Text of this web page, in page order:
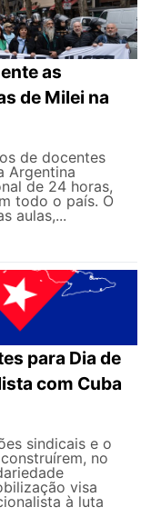
as
de Milei na
de docentes
Argentina
de 24 horas,
todo o país. O
aulas,...
para Dia de
com Cuba
sindicais e o
no
visa
à luta